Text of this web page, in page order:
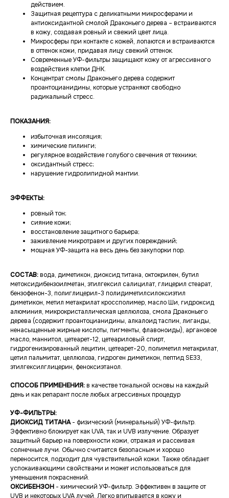
действием.
Защитная рецептура с деликатными микросферами и
антиоксидантной смолой Драконьего дерева – встраиваются
в кожу, создавая ровный и свежий цвет лица.
Микросферы при контакте с кожей, лопаются и встраиваются
в оттенок кожи, придавая лицу свежий оттенок.
Современные УФ-фильтры защищают кожу от агрессивного
воздействия клетки ДНК.
Концентрат смолы Драконьего дерева содержит
проантоцианидины, которые устраняют свободно
радикальный стресс.
ПОКАЗАНИЯ:
избыточная инсоляция;
химические пилинги;
регулярное воздействие голубого свечения от техники;
оксидантный стресс;
нарушение гидролипидной мантии.
ЭФФЕКТЫ:
ровный тон;
сияние кожи;
восстановление защитного барьера;
заживление микротравм и других повреждений;
мощная УФ-защита на весь день без закупорки пор.
СОСТАВ:вода, диметикон, диоксид титана, октокрилен, бутил
метоксидибензоилметан, этилгексил салицилат, глицерил стеарат,
бензофенон-3, полиглицерил-3 полидиметилсилоксиэтил
диметикон, метил метакрилат кроссполимер, масло Ши, гидроксид
алюминия, микрокристаллическая целлюлоза, смола Драконьего
дерева (содержит проантоцианидины, алкалоид таспин, лиганды,
ненасыщенные жирные кислоты, пигменты, флавоноиды), аргановое
масло, маннитол, цетеарет-12, цетеариловый спирт,
гидрогенизированный лецитин, цетеарет-20, полиметил метакрилат,
цетил пальмитат, целлюлоза, гидроген диметикон, пептид SE33,
этилгексилглицерин, феноксиэтанол.
СПОСОБ ПРИМЕНЕНИЯ:в качестве тональной основы на каждый
день и как репарант после любых агрессивных процедур
УФ-ФИЛЬТРЫ:
ДИОКСИД ТИТАНА- физический (минеральный) УФ-фильтр.
Эффективно блокирует как UVA, так и UVB излучение. Образует
защитный барьер на поверхности кожи, отражая и рассеивая
солнечные лучи. Обычно считается безопасным и хорошо
переносится, подходит для чувствительной кожи. Также обладает
успокаивающими свойствами и может использоваться для
уменьшения покраснений.
ОКСИБЕНЗОН - химический УФ-фильтр. Эффективен в защите от
UVB и некоторых UVA лучей. Легко впитывается в кожу и